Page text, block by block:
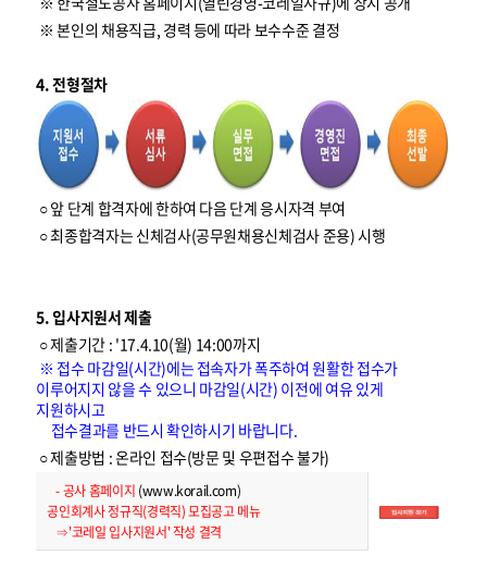
※ 본인의 채용직급, 경력 등에 따라 보수수준 결정
4. 전형절차
○ 앞 단계 합격자에 한하여 다음 단계 응시자격 부여
○ 최종합격자는 신체검사(공무원채용신체검사 준용) 시행
5. 입사지원서 제출
○ 제출기간 : '17.4.10(월) 14:00까지
※ 접수 마감일(시간)에는 접속자가 폭주하여 원활한 접수가
이루어지지 않을 수 있으니 마감일(시간) 이전에 여유 있게
지원하시고
접수결과를 반드시 확인하시기 바랍니다.
○ 제출방법 : 온라인 접수(방문 및 우편접수 불가)
- 공사 홈페이지 (www.korail.com)
공인회계사 정규직(경력직) 모집공고 메뉴
⇒'코레일 입사지원서' 작성 결격